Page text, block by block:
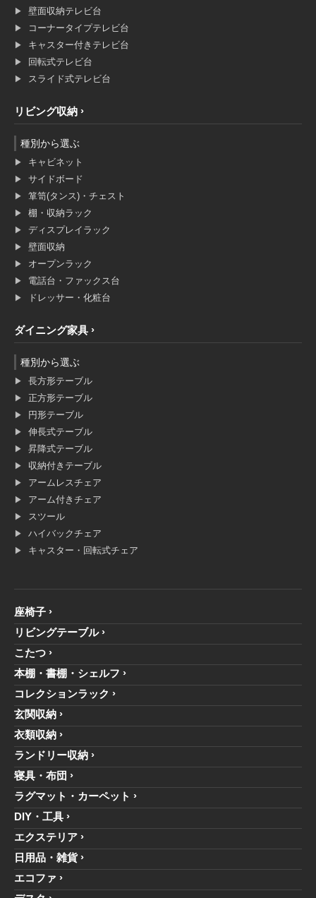
壁面収納テレビ台
コーナータイプテレビ台
キャスター付きテレビ台
回転式テレビ台
スライド式テレビ台
リビング収納
種別から選ぶ
キャビネット
サイドボード
箪笥(タンス)・チェスト
棚・収納ラック
ディスプレイラック
壁面収納
オープンラック
電話台・ファックス台
ドレッサー・化粧台
ダイニング家具
種別から選ぶ
長方形テーブル
正方形テーブル
円形テーブル
伸長式テーブル
昇降式テーブル
収納付きテーブル
アームレスチェア
アーム付きチェア
スツール
ハイバックチェア
キャスター・回転式チェア
座椅子
リビングテーブル
こたつ
本棚・書棚・シェルフ
コレクションラック
玄関収納
衣類収納
ランドリー収納
寝具・布団
ラグマット・カーペット
DIY・工具
エクステリア
日用品・雑貨
エコファ